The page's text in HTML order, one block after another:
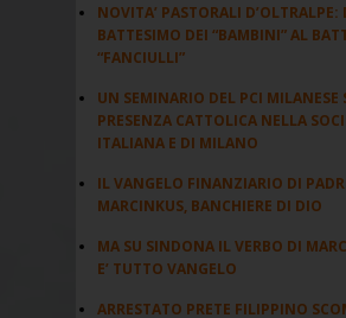
NOVITA’ PASTORALI D’OLTRALPE:
BATTESIMO DEI “BAMBINI” AL
“FANCIULLI”
UN SEMINARIO DEL PCI MILANESE
PRESENZA CATTOLICA NELLA
ITALIANA E DI MILANO
IL VANGELO FINANZIARIO DI
MARCINKUS, BANCHIERE DI DIO
MA SU SINDONA IL VERBO DI
E’ TUTTO VANGELO
ARRESTATO PRETE FILIPPINO